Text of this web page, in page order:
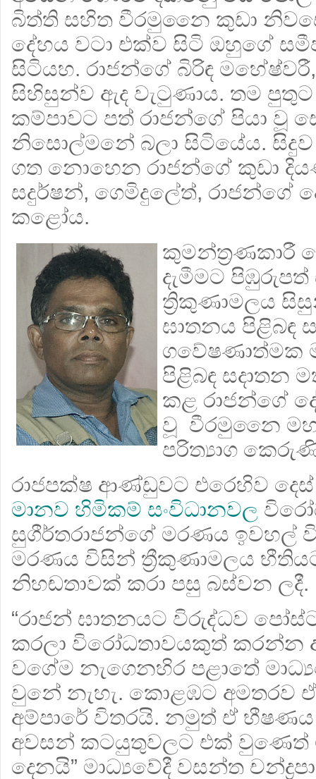
බිත්ති සහිත වීරමුනෛ කුඩා
දේහය වටා එක්ව සිටි ඔහුගේ
සිටියහ. රාජන්ගේ බිරිඳ
සිහිසුන්ව ඇද වැටුණාය. තම පුතුට
කම්පාවට පත් රාජන්ගේ පියා වූ
නිසොල්මනේ බලා සිටියේය.
ගත නොහෙන රාජන්ගේ කුඩා
සදුර්ෂන්, ගෙමිදුලේත්, රාජන්ගේ
කළෝය.
කුමන්ත්‍ර‍ණකාරී
දැමීමට
ත්‍රිකුණාමලය
ඝාතනය පිළිබඳ
ගවේෂණාත්මක
පිළිබඳ සදාතන
කළ රාජන්ගේ
වූ වීරමුනෛ මහ
පරිත්‍යාග
රාජපක්ෂ ආණ්ඩුවට එරෙහිව
මානව හිමිකම් සංවිධානවල
සුගීර්තරාජන්ගේ මරණය ඉවහල්
මරණය විසින් ත්‍රීකුණාමලය
නිහඬතාවක් කරා පසු බස්වන ලදී.
“රාජන් ඝාතනයට විරුද්ධව
කරලා විරෝධතාවයකුත් කරන්න
වගේම නැගෙනහිර පළාතේ
වුනේ නැහැ. කොළඹට අමතරව
අම්පාරේ විතරයි. නමුත් ඒ භීෂණය
අවසන් කටයුතුවලට එක් වුණෙත්
දෙනයි” මාධ්‍යවේදී වසන්ත